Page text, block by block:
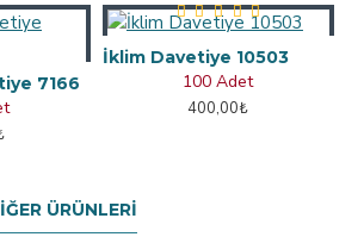
7166
İklim Davetiye 10503
100 Adet
400,00₺
ÜRÜNLERI